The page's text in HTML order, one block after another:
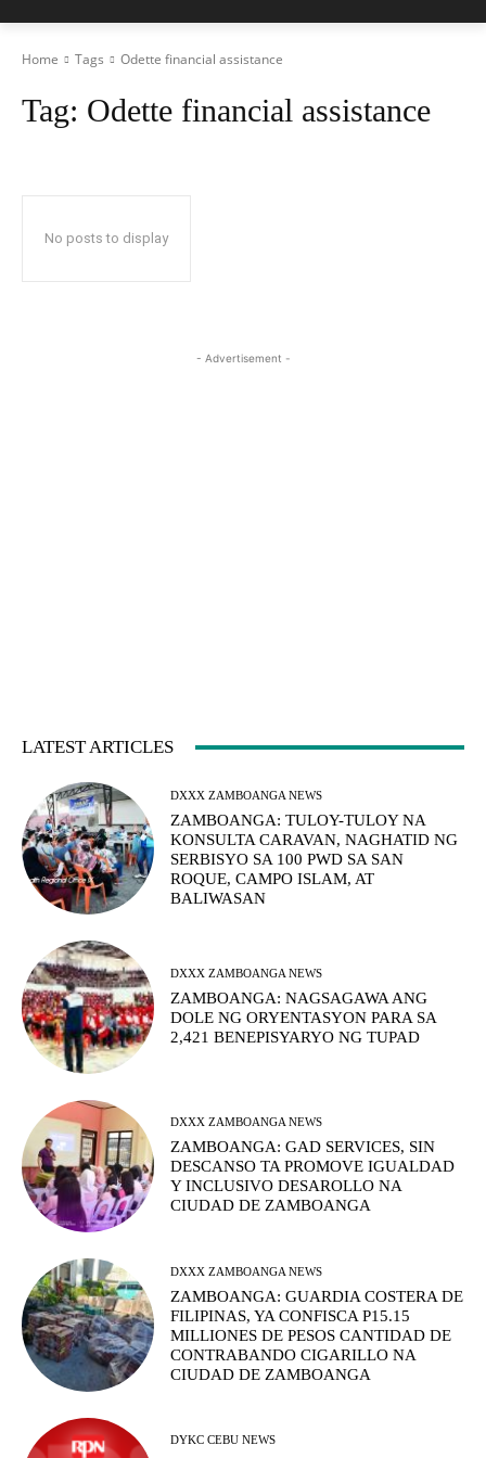
Home Tags Odette financial assistance
Tag: Odette financial assistance
No posts to display
- Advertisement -
LATEST ARTICLES
DXXX ZAMBOANGA NEWS
ZAMBOANGA: TULOY-TULOY NA
KONSULTA CARAVAN, NAGHATID NG
SERBISYO SA 100 PWD SA SAN
ROQUE, CAMPO ISLAM, AT
BALIWASAN
DXXX ZAMBOANGA NEWS
ZAMBOANGA: NAGSAGAWA ANG
DOLE NG ORYENTASYON PARA SA
2,421 BENEPISYARYO NG TUPAD
DXXX ZAMBOANGA NEWS
ZAMBOANGA: GAD SERVICES, SIN
DESCANSO TA PROMOVE IGUALDAD
Y INCLUSIVO DESAROLLO NA
CIUDAD DE ZAMBOANGA
DXXX ZAMBOANGA NEWS
ZAMBOANGA: GUARDIA COSTERA DE
FILIPINAS, YA CONFISCA P15.15
MILLIONES DE PESOS CANTIDAD DE
CONTRABANDO CIGARILLO NA
CIUDAD DE ZAMBOANGA
DYKC CEBU NEWS